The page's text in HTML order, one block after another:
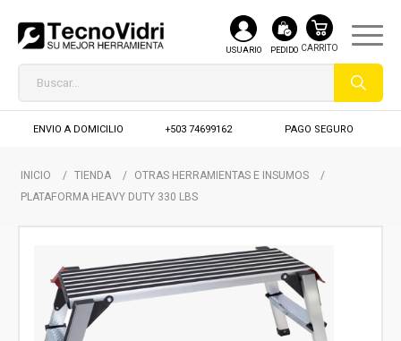
USUARIO PEDIDO
ENVIO A DOMICILIO +503 74699162 PAGO SEGURO
INICIO / TIENDA / OTRAS HERRAMIENTAS E INSUMOS
/
PLATAFORMA HEAVY DUTY 330 LBS